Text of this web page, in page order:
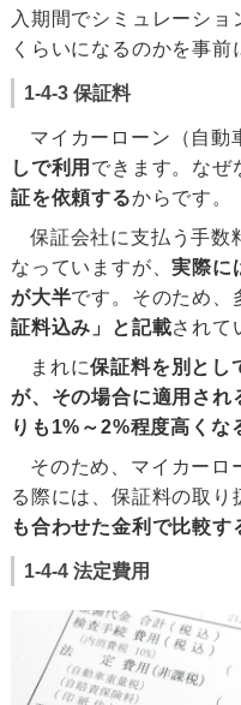
入期間でシミュレーシ
くらいになるのかを事前
1-4-3 保証料
マイカーローン（自動
しで利用 できます。なぜ
証を依頼するからです。
保証会社に支払う手数
なっていますが、実際に
が大半です。そのため、
証料込み」と記載されて
まれに保証料を別とし
が、その場合に適用され
りも1%～2%程度高くな
そのため、マイカーロ
る際には、保証料の取り
も合わせた金利で比較す
1-4-4 法定費用